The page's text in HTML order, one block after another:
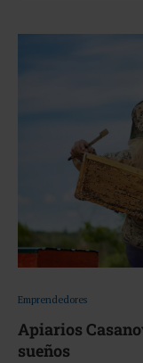
Emprendedores
Apiarios
sueños